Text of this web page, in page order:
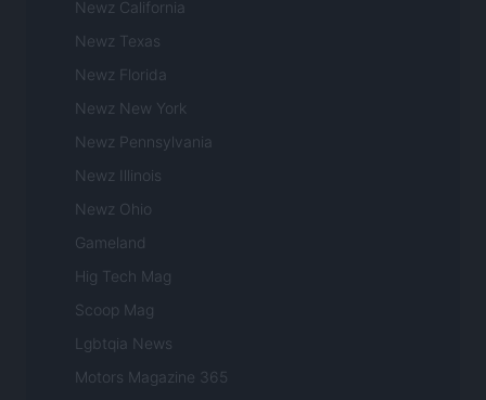
Newz California
Newz Texas
Newz Florida
Newz New York
Newz Pennsylvania
Newz Illinois
Newz Ohio
Gameland
Hig Tech Mag
Scoop Mag
Lgbtqia News
Motors Magazine 365